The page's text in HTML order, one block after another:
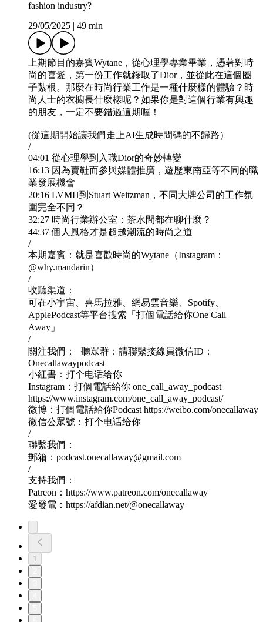
fashion industry?
29/05/2025
49 min
上期節目的嘉賓Wytane，從心理學專業畢業，憑著對時
尚的喜愛，第一份工作就錄取了Dior，並從此在這個圈
子紮根。那麼在時尚行業工作是一種什麼樣的體驗？時
尚人士的衣櫥長什麼樣呢？如果你是對這個行業有興趣
的朋友，一定不要錯過這期喔！
(從這期開始讓我們走上AI生成時間碼的不歸路）
/
04:01 從心理學到入職Dior的奇妙轉變
16:13 因為賣鞋而參與媒體推廣，遊歷東南亞等不同的職
業發展機會
20:16 LVMH到Stuart Weitzman，不同大牌公司的工作氛
圍完全不同？
32:27 時尚行業辦公室：茶水間都在聊什麼？
44:37 個人風格才是超越潮流的時尚之道
/
本期嘉賓：就是喜歡時尚的Wytane（Instagram：
@why.mandarin）
/
收聽渠道：
可在小宇宙、喜馬拉雅、網易雲音樂、Spotify、
ApplePodcast等平台搜索「打個電話給你One Call
Away」
/
關注我們： 聽眾群：請聯繫接線員微信ID：
Onecallawaypodcast
小紅書：打个电话给你
Instagram：打個電話給你 one_call_away_podcast
https://www.instagram.com/one_call_away_podcast/
微博：打個電話給你Podcast https://weibo.com/onecallaway
微信公眾號：打个电话给你
/
聯繫我們：
郵箱：podcast.onecallaway@gmail.com
/
支持我們：
Patreon：https://www.patreon.com/onecallaway
愛發電：https://afdian.net/@onecallaway
1